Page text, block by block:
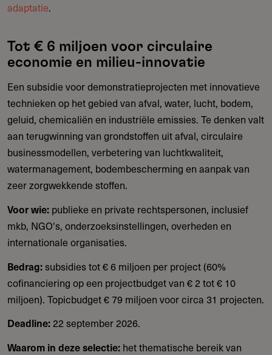
adaptatie.
Tot € 6 miljoen voor circulaire
economie en milieu-innovatie
Een subsidie voor demonstratieprojecten met innovatieve
technieken op het gebied van afval, water, lucht, bodem,
geluid, chemicaliën en industriële emissies. Te denken valt
aan terugwinning van grondstoffen uit afval, circulaire
businessmodellen, verbetering van luchtkwaliteit,
watermanagement, bodembescherming en aanpak van
zeer zorgwekkende stoffen.
Voor wie: publieke en private rechtspersonen, inclusief
mkb, NGO's, onderzoeksinstellingen, overheden en
internationale organisaties.
Bedrag:subsidies tot € 6 miljoen per project (60%
cofinanciering op een projectbudget van € 2 tot € 10
miljoen). Topicbudget € 79 miljoen voor circa 31 projecten.
Deadline: 22 september 2026.
Waarom in deze selectie: het thematische bereik van